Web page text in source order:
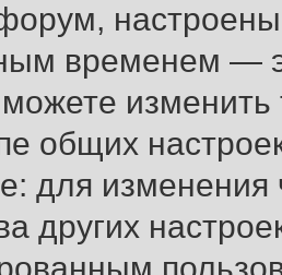
настроены
временем —
изменить
общих
для изменения
других